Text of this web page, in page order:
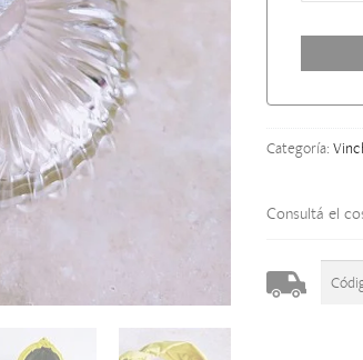
Categoría:
Consultá el